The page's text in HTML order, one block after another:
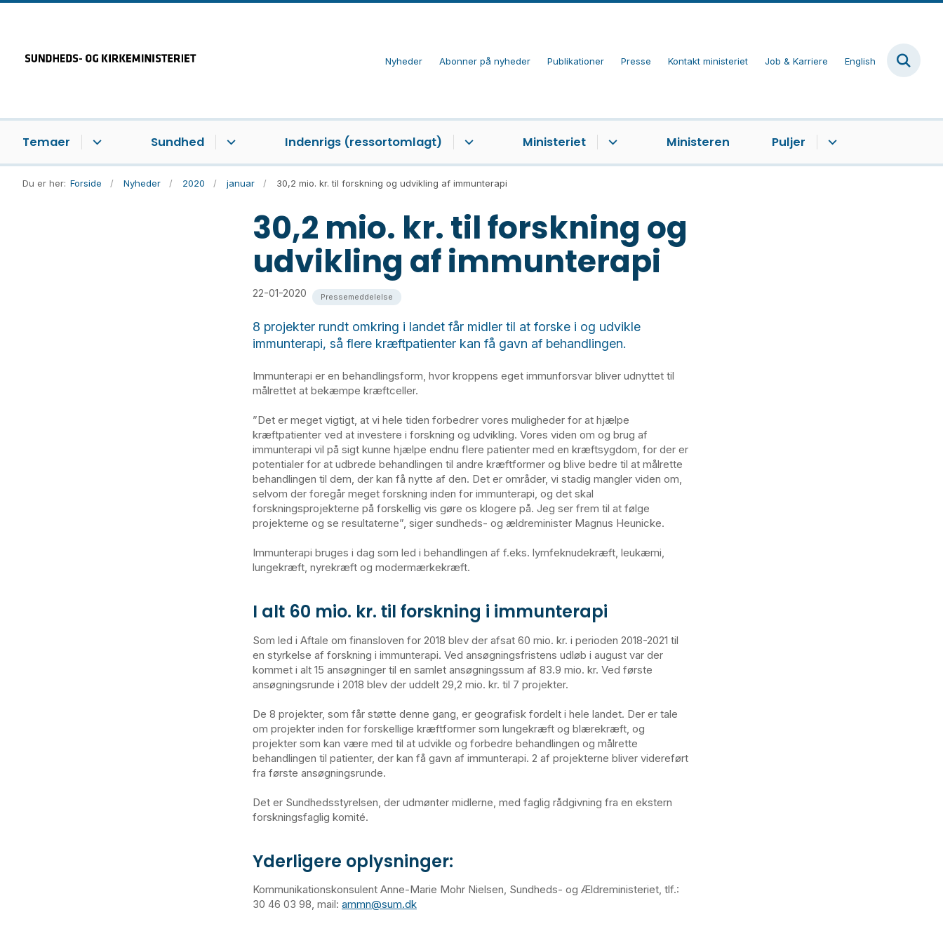
Nyheder Abonner på nyheder Publikationer Presse Kontakt ministeriet Job & Karriere English
Temaer Sundhed Indenrigs (ressortomlagt) Ministeriet Ministeren Puljer
Du er her: Forside Nyheder 2020 januar 30,2 mio. kr. til forskning og udvikling af immunterapi
30,2 mio. kr. til forskning og
udvikling af immunterapi
22-01-2020 Pressemeddelelse
8 projekter rundt omkring i landet får midler til at forske i og udvikle
immunterapi, så flere kræftpatienter kan få gavn af behandlingen.
Immunterapi er en behandlingsform, hvor kroppens eget immunforsvar bliver udnyttet til
målrettet at bekæmpe kræftceller.
”Det er meget vigtigt, at vi hele tiden forbedrer vores muligheder for at hjælpe
kræftpatienter ved at investere i forskning og udvikling. Vores viden om og brug af
immunterapi vil på sigt kunne hjælpe endnu flere patienter med en kræftsygdom, for der er
potentialer for at udbrede behandlingen til andre kræftformer og blive bedre til at målrette
behandlingen til dem, der kan få nytte af den. Det er områder, vi stadig mangler viden om,
selvom der foregår meget forskning inden for immunterapi, og det skal
forskningsprojekterne på forskellig vis gøre os klogere på. Jeg ser frem til at følge
projekterne og se resultaterne”, siger sundheds- og ældreminister Magnus Heunicke.
Immunterapi bruges i dag som led i behandlingen af f.eks. lymfeknudekræft, leukæmi,
lungekræft, nyrekræft og modermærkekræft.
I alt 60 mio. kr. til forskning i immunterapi
Som led i Aftale om finansloven for 2018 blev der afsat 60 mio. kr. i perioden 2018-2021 til
en styrkelse af forskning i immunterapi. Ved ansøgningsfristens udløb i august var der
kommet i alt 15 ansøgninger til en samlet ansøgningssum af 83.9 mio. kr. Ved første
ansøgningsrunde i 2018 blev der uddelt 29,2 mio. kr. til 7 projekter.
De 8 projekter, som får støtte denne gang, er geografisk fordelt i hele landet. Der er tale
om projekter inden for forskellige kræftformer som lungekræft og blærekræft, og
projekter som kan være med til at udvikle og forbedre behandlingen og målrette
behandlingen til patienter, der kan få gavn af immunterapi. 2 af projekterne bliver videreført
fra første ansøgningsrunde.
Det er Sundhedsstyrelsen, der udmønter midlerne, med faglig rådgivning fra en ekstern
forskningsfaglig komité.
Yderligere oplysninger:
Kommunikationskonsulent Anne-Marie Mohr Nielsen, Sundheds- og Ældreministeriet, tlf.:
30 46 03 98, mail: ammn@sum.dk